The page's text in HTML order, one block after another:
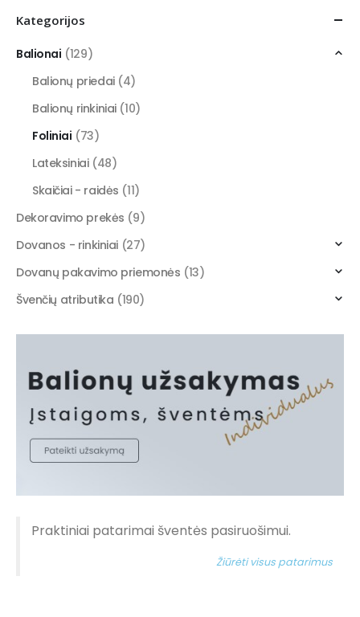
Kategorijos
Balionai (129)
Balionų priedai (4)
Balionų rinkiniai (10)
Foliniai (73)
Lateksiniai (48)
Skaičiai - raidės (11)
Dekoravimo prekės (9)
Dovanos - rinkiniai (27)
Dovanų pakavimo priemonės (13)
Švenčių atributika (190)
Praktiniai patarimai šventės pasiruošimui.
Žiūrėti visus patarimus